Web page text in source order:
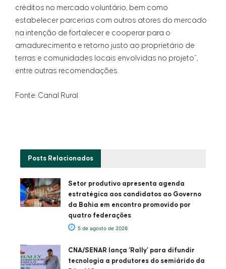
créditos no mercado voluntário, bem como
estabelecer parcerias com outros atores do mercado
na intenção de fortalecer e cooperar para o
amadurecimento e retorno justo ao proprietário de
terras e comunidades locais envolvidas no projeto”,
entre outras recomendações.
Fonte: Canal Rural
Posts Relacionados
Setor produtivo apresenta agenda
estratégica aos candidatos ao Governo
da Bahia em encontro promovido por
quatro federações
5 de agosto de 2026
CNA/SENAR lança ‘Rally’ para difundir
tecnologia a produtores do semiárido da